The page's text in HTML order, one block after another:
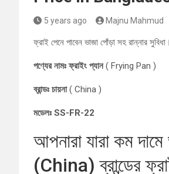
5 years ago Majnu Mahmud
ফ্রাই পেনে পাবেন ভাজা পোঁড়া সহ
পণ্যের নামঃ ফ্রাইং প্যান( Frying Pan )
ব্রান্ডঃ চায়না( China )
মডেলঃ SS-FR-22
আপনারা যারা কম
(China) ব্রান্ডের